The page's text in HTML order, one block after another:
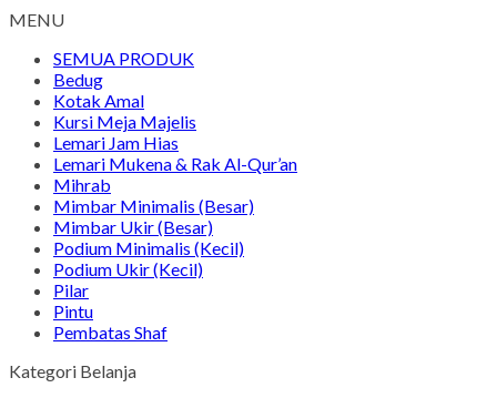
MENU
SEMUA PRODUK
Bedug
Kotak Amal
Kursi Meja Majelis
Lemari Jam Hias
Lemari Mukena & Rak Al-Qur’an
Mihrab
Mimbar Minimalis (Besar)
Mimbar Ukir (Besar)
Podium Minimalis (Kecil)
Podium Ukir (Kecil)
Pilar
Pintu
Pembatas Shaf
Kategori Belanja